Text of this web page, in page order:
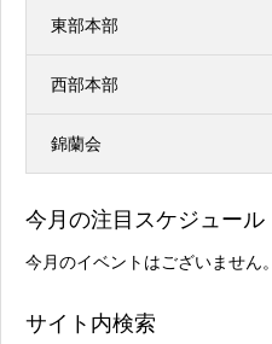
東部本部
西部本部
錦蘭会
今月の注目スケジュール
今月のイベントはございません。
サイト内検索